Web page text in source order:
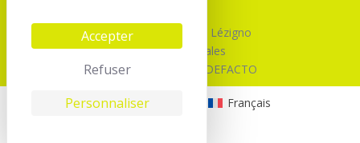
Accepter
Refuser
Personnaliser
©2026 Association Lézigno
Mentions Légales
Design & Code par DEFACTO
English( Français